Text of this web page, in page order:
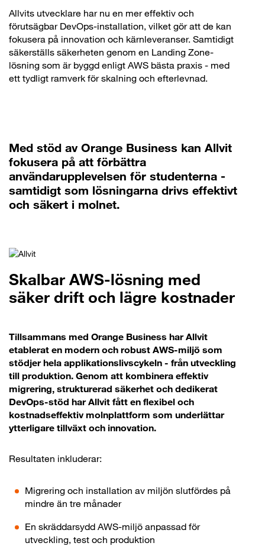
Allvits utvecklare har nu en mer effektiv och
förutsägbar DevOps-installation, vilket gör att de kan
fokusera på innovation och kärnleveranser. Samtidigt
säkerställs säkerheten genom en Landing Zone-
lösning som är byggd enligt AWS bästa praxis - med
ett tydligt ramverk för skalning och efterlevnad.
Med stöd av Orange Business kan Allvit
fokusera på att förbättra
användarupplevelsen för studenterna -
samtidigt som lösningarna drivs effektivt
och säkert i molnet.
Skalbar AWS-lösning med
säker drift och lägre kostnader
Tillsammans med Orange Business har Allvit
etablerat en modern och robust AWS-miljö som
stödjer hela applikationslivscykeln - från utveckling
till produktion. Genom att kombinera effektiv
migrering, strukturerad säkerhet och dedikerat
DevOps-stöd har Allvit fått en flexibel och
kostnadseffektiv molnplattform som underlättar
ytterligare tillväxt och innovation.
Resultaten inkluderar:
Migrering och installation av miljön slutfördes på
mindre än tre månader
En skräddarsydd AWS-miljö anpassad för
utveckling, test och produktion